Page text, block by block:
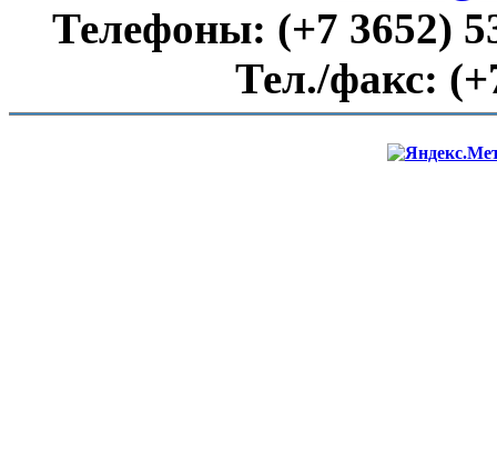
Телефоны: (+7 3652)
Тел./факс: